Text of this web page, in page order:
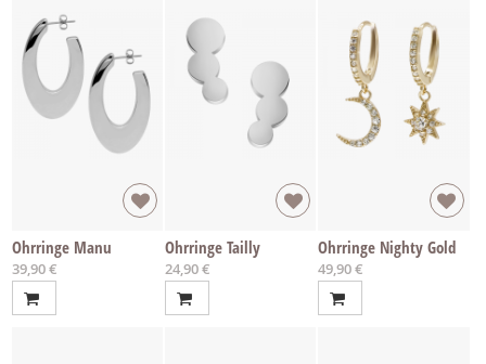
Ohrringe Manu
39,90 €
Ohrringe Tailly
24,90 €
Ohrringe Nighty Gold
49,90 €